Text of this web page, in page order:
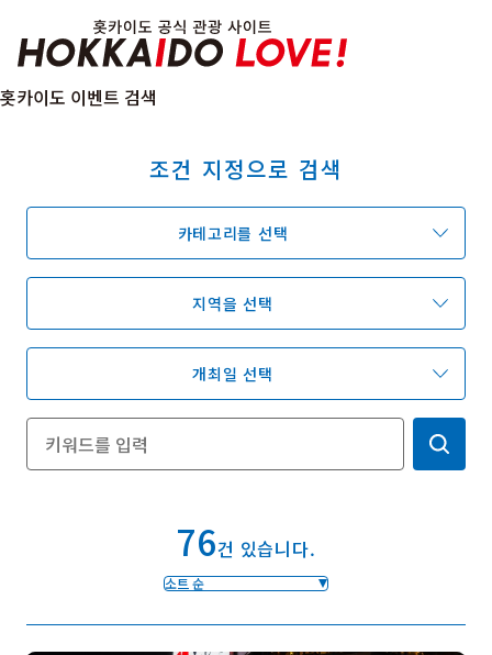
온천
지역 가이드
예약
홋카이도 둘러보기
여행 테마로 검색
7개의 국립공원
절경을 만나는 여행
기초지식
즐겨찾기
Face Insta YouT Insta Face
홋카이도 이벤트 검색
조건 지정으로 검색
카테고리를 선택
지역을 선택
개최일 선택
76건 있습니다.
소트 순